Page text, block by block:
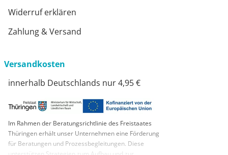
Widerruf erklären
Zahlung & Versand
Versandkosten
innerhalb Deutschlands nur 4,95 €
Im Rahmen der Beratungsrichtlinie des Freistaates
Thüringen erhält unser Unternehmen eine Förderung
für Beratungen und Prozessbegleitungen. Diese